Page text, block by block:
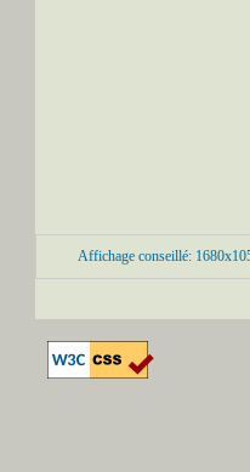
Affichage conseillé: